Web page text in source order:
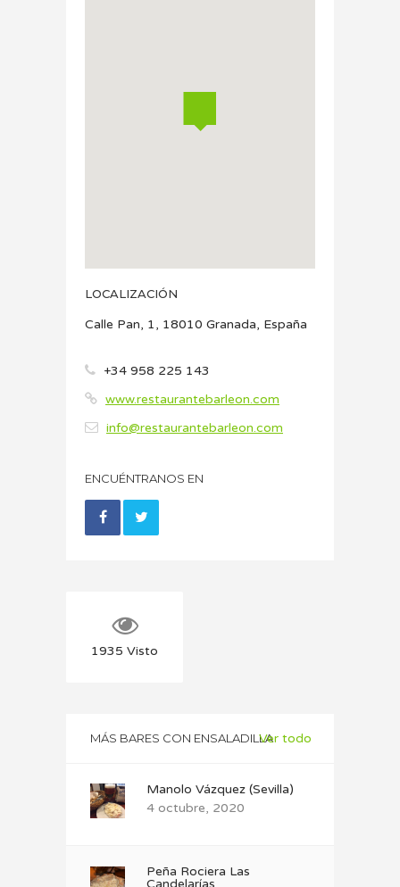
LOCALIZACIÓN
Calle Pan, 1, 18010 Granada, España
+34 958 225 143
www.restaurantebarleon.com
info@restaurantebarleon.com
ENCUÉNTRANOS EN
1935 Visto
MÁS BARES CON ENSALADILLAVer todo
Manolo Vázquez (Sevilla)
4 octubre, 2020
Peña Rociera Las
Candelarías